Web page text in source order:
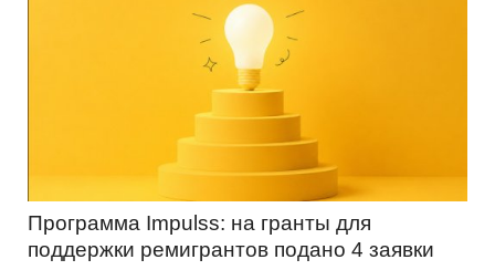
Программа Impulss: на гранты для
поддержки ремигрантов подано 4 заявки